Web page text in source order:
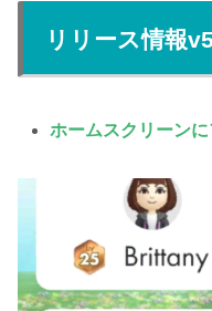
リリース情報
ホームスクリーン